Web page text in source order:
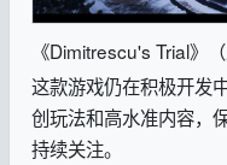
《Dimitrescu's Trial》
这款游戏仍在积极开发
创玩法和高水准内容，
持续关注。